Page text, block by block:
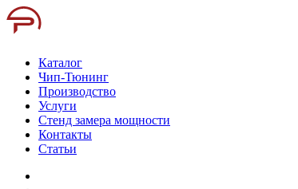
Каталог
Чип-Тюнинг
Производство
Услуги
Стенд замера мощности
Контакты
Статьи